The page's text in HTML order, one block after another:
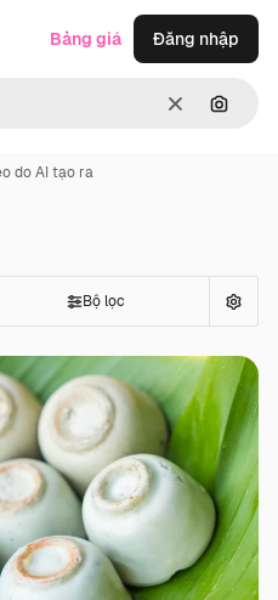
ThôngTìm
Bảng giá Đăng nhập
do AI tạo ra
Bộ lọc